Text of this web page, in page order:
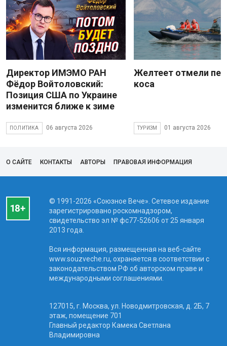
Директор ИМЭМО РАН
Фёдор Войтоловский:
Позиция США по Украине
изменится ближе к зиме
ПОЛИТИКА 06 августа 2026
Желтеет отмели
коса
ТУРИЗМ 01 августа 2026
О САЙТЕ КОНТАКТЫ АВТОРЫ ПРАВОВАЯ ИНФОРМАЦИЯ
© 1991-2026 «Союзное Вече». Сетевое издание
зарегистрировано роскомнадзором,
свидетельство эл № фc77-52606 от 25 января
2013 года.
Вся информация, размещенная на веб-сайте
www.souzveche.ru, охраняется в соответствии с
законодательством РФ об авторском праве и
международными соглашениями.
127015, г. Москва, ул. Новодмитровская, д. 2Б, 7
этаж, помещение 701
Главный редактор Камека Светлана
Владимировна